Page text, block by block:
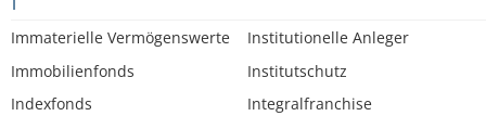
Immaterielle Vermögenswerte
Immobilienfonds
Indexfonds
Institutionelle Anleger
Institutschutz
Integralfranchise